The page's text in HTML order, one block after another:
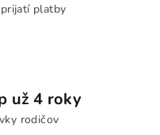
platby
už 4 roky
rodičov